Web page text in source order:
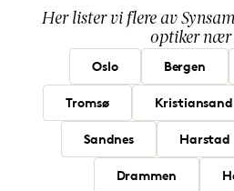
Her lister vi flere av
optiker nær
Oslo Bergen
Tromsø Kristiansand
Sandnes Harstad
Drammen